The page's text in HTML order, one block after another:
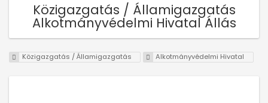
Közigazgatás / Államigazgatás
Alkotmányvédelmi Hivatal Állás
Közigazgatás / Államigazgatás Alkotmányvédelmi Hivatal